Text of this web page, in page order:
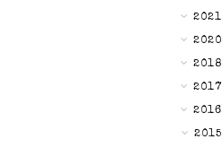
►2021
►2020
►2018
►2017
►2016
▼2015